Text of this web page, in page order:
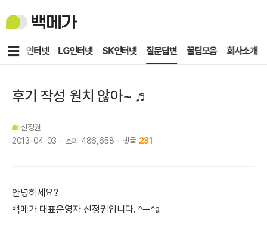
백
메
KT인터넷 LG인터넷 SK인터넷 질문답변 꿀팁모음 회사소개
메
후기 작성 원치 않아~ ♬
신정권
2013-04-03
조회 486,658 댓글 231
안녕하세요?
백메가 대표운영자 신정권입니다. ^ㅡ^a